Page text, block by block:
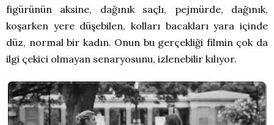
figürünün aksine, dağınık saçlı, pejmürde, dağınık,
koşarken yere düşebilen, kolları bacakları yara içinde
düz, normal bir kadın. Onun bu gerçekliği filmin çok da
ilgi çekici olmayan senaryosunu, izlenebilir kılıyor.